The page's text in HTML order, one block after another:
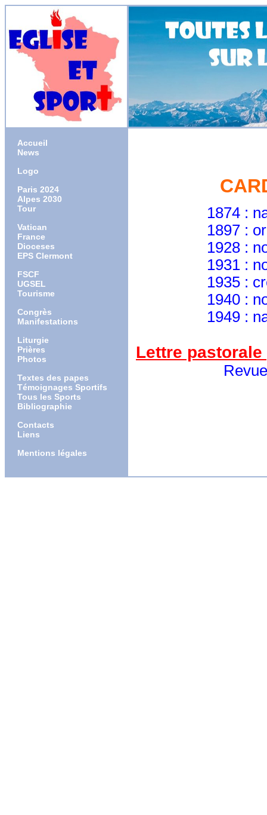
Accueil
News
Logo
Paris 2024
Alpes 2030
Tour
Vatican
France
Dioceses
EPS Clermont
FSCF
UGSEL
Tourisme
Congrès
Manifestations
Liturgie
Prières
Photos
Textes des papes
Témoignages Sportifs
Tous les Sports
Bibliographie
Contacts
Liens
Mentions légales
1874 :
1897 :
1928 :
1931 :
1935 : créé
1940 :
1949 :
Lettre pastorale
Revue " Les